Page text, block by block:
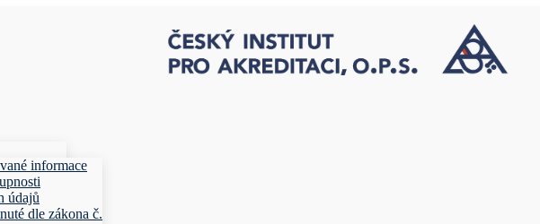
informace
údajů
dle zákona č.